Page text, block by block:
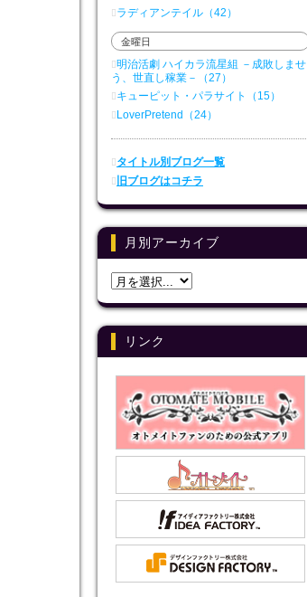
ラディアンテイル（42）
金曜日
明治活劇 ハイカラ流星組 －成敗しませ
う、世直し稼業－（27）
キューピット・パラサイト（15）
LoverPretend（24）
タイトル別ブログ一覧
旧ブログはコチラ
月別アーカイブ
リンク